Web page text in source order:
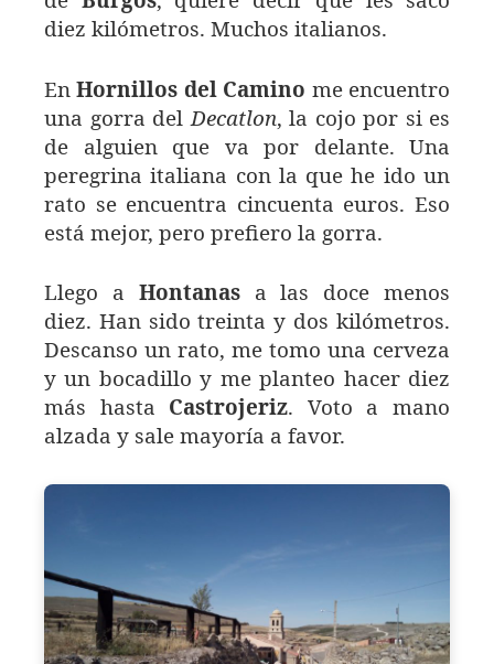
diez kilómetros. Muchos italianos.
EnHornillos del Camino me encuentro
una gorra delDecatlon, la cojo por si es
de alguien que va por delante. Una
peregrina italiana con la que he ido un
rato se encuentra cincuenta euros. Eso
está mejor, pero prefiero la gorra.
Llego a Hontanasa las doce menos
diez. Han sido treinta y dos kilómetros.
Descanso un rato, me tomo una cerveza
y un bocadillo y me planteo hacer diez
más hasta Castrojeriz. Voto a mano
alzada y sale mayoría a favor.